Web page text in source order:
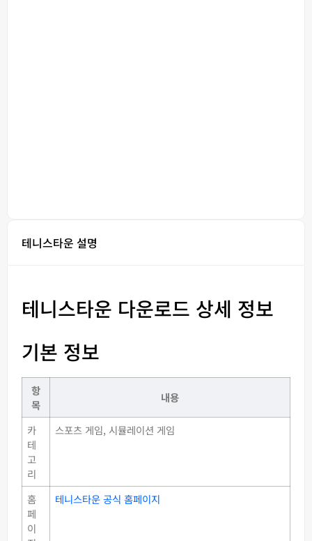
테니스타운 설명
테니스타운 다운로드 상세 정보
기본 정보
항
목
내용
카
테
고
리
스포츠 게임, 시뮬레이션 게임
홈
페
이
테니스타운 공식 홈페이지